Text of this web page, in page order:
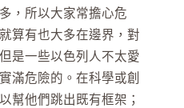
，所以大家常擔心危
算有也大多在邊界，對
是一些以色列人不太愛
滿危險的。在科學或創
幫他們跳出既有框架；